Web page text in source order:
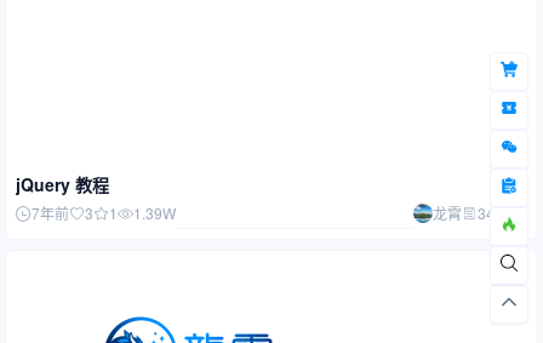
jQuery 教程
7年前 3 1 1.39W 龙霄 34 33